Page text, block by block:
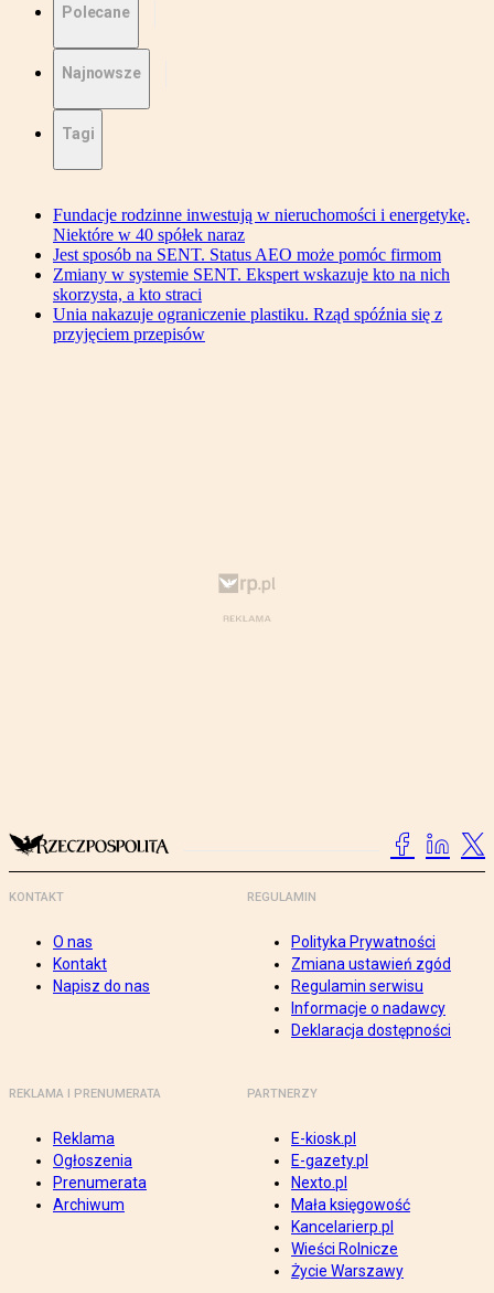
Polecane
Najnowsze
Tagi
Fundacje rodzinne inwestują w nieruchomości i energetykę.
Niektóre w 40 spółek naraz
Jest sposób na SENT. Status AEO może pomóc firmom
Zmiany w systemie SENT. Ekspert wskazuje kto na nich
skorzysta, a kto straci
Unia nakazuje ograniczenie plastiku. Rząd spóźnia się z
przyjęciem przepisów
KONTAKT
O nas
Kontakt
Napisz do nas
REGULAMIN
Polityka Prywatności
Zmiana ustawień zgód
Regulamin serwisu
Informacje o nadawcy
Deklaracja dostępności
REKLAMA I PRENUMERATA
Reklama
Ogłoszenia
Prenumerata
Archiwum
PARTNERZY
E-kiosk.pl
E-gazety.pl
Nexto.pl
Mała księgowość
Kancelarierp.pl
Wieści Rolnicze
Życie Warszawy